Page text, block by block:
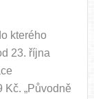
kterého
23. října
Kč. „Původně